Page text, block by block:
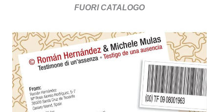
FUORI CATALOGO